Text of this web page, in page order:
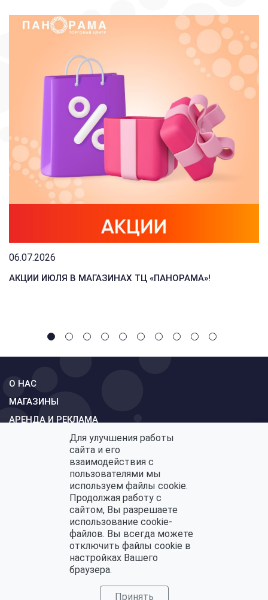
06.07.2026
АКЦИИ ИЮЛЯ В МАГАЗИНАХ ТЦ «ПАНОРАМА»!
О НАС
МАГАЗИНЫ
АРЕНДА И РЕКЛАМА
ОБРАТНАЯ СВЯЗЬ
Политика конфиденциальности
Политика по обработке персональных данных
Для улучшения работы
сайта и его
взаимодействия с
пользователями мы
используем файлы cookie.
Продолжая работу с
сайтом, Вы разрешаете
использование cookie-
файлов. Вы всегда можете
отключить файлы cookie в
настройках Вашего
браузера.
Принять